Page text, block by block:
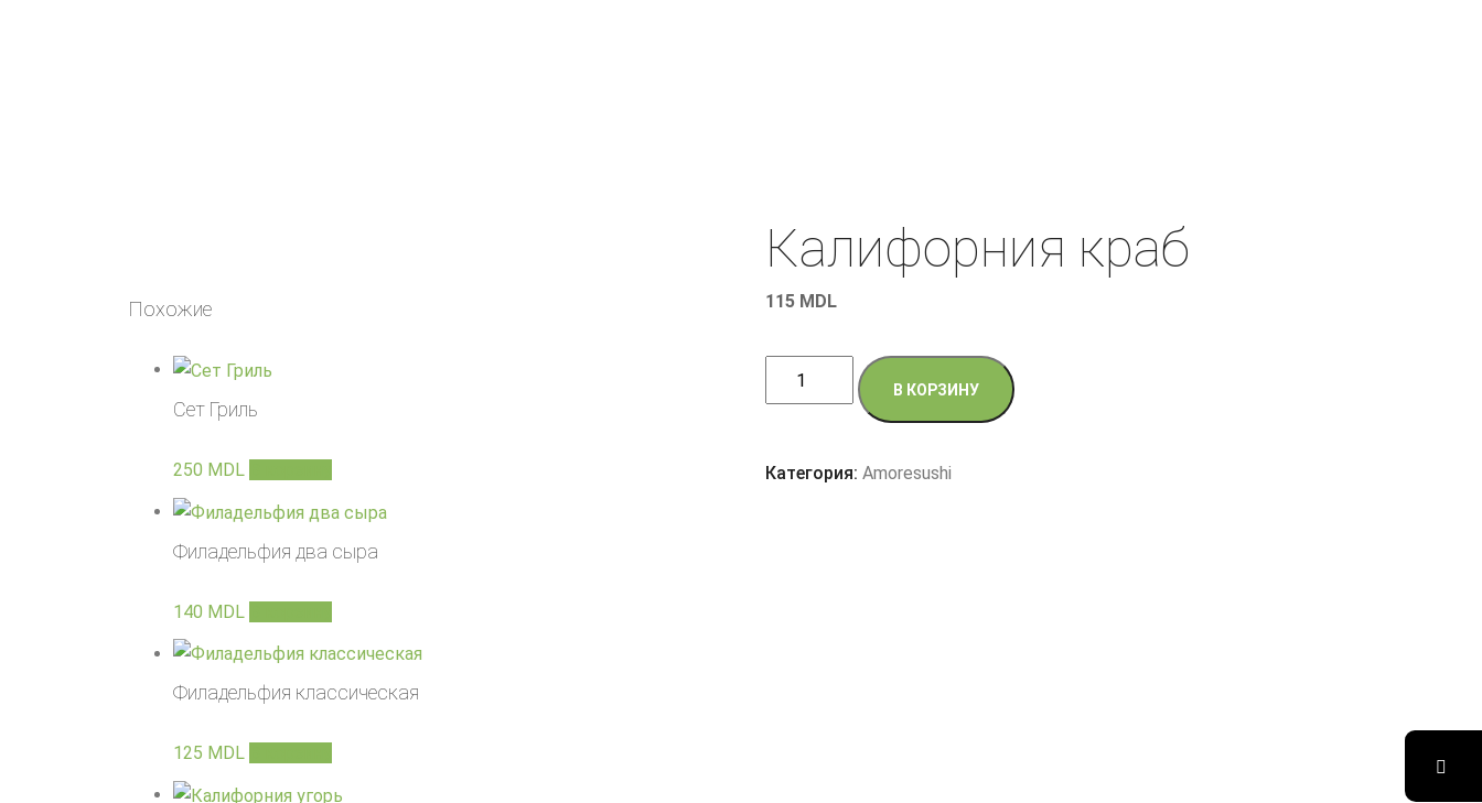
Калифорния краб
115 MDL
Количество
товара
краб
В КОРЗИНУ
Категория:Amoresushi
Похожие
Сет Гриль
250 MDL
Филадельфия два сыра
140 MDL
Филадельфия классическая
125 MDL